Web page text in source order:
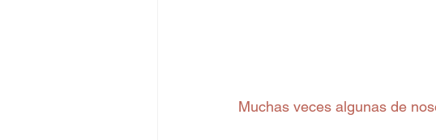
Muchas veces algunas de